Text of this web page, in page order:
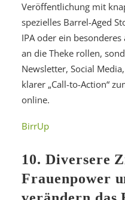
Veröffentlichung mit
spezielles Barrel-Aged
IPA oder ein
an die Theke rollen,
Newsletter, Social
klarer „Call-to-Action“
online.
BirrUp
10. Diversere
Frauenpower